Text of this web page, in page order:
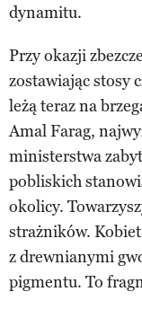
dynamitu.
Przy okazji
zostawiając stosy
leżą teraz na
Amal Farag,
ministerstwa
pobliskich
okolicy.
strażników.
z drewnianymi
pigmentu. To